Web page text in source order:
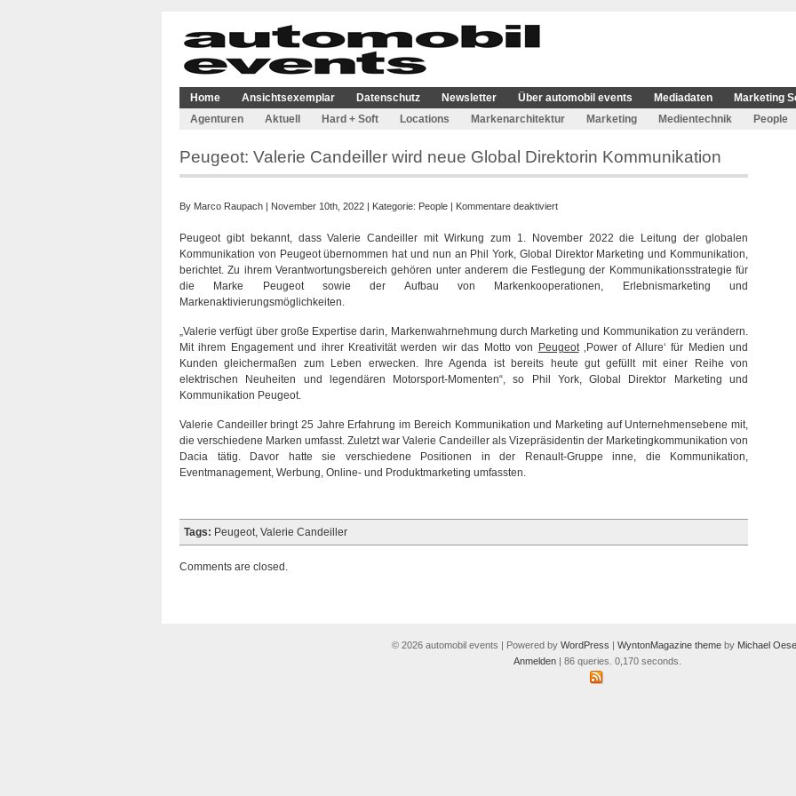
Home Ansichtsexemplar Datenschutz Newsletter Über automobil events Mediadaten
Marketing
Agenturen
Aktuell Hard + Soft Locations Markenarchitektur Marketing Medientechnik People
Peugeot: Valerie Candeiller wird neue Global Direktorin Kommunikation
By Marco Raupach | November 10th, 2022 | Kategorie: People | Kommentare deaktiviertfür
Valerie
Candeiller
wird
neue
Kommunikation
Peugeot gibt bekannt, dass Valerie Candeiller mit Wirkung zum 1. November 2022 die Leitung der globalen
Kommunikation von Peugeot übernommen hat und nun an Phil York, Global Direktor Marketing und Kommunikation,
berichtet. Zu ihrem Verantwortungsbereich gehören unter anderem die Festlegung der Kommunikationsstrategie für
die Marke Peugeot sowie der Aufbau von Markenkooperationen, Erlebnismarketing und
Markenaktivierungsmöglichkeiten.
„Valerie verfügt über große Expertise darin, Markenwahrnehmung durch Marketing und Kommunikation zu verändern.
Mit ihrem Engagement und ihrer Kreativität werden wir das Motto von
Peugeot‚Power of Allure‘ für Medien und
Kunden gleichermaßen zum Leben erwecken. Ihre Agenda ist bereits heute gut gefüllt mit einer Reihe von
elektrischen Neuheiten und legendären Motorsport-Momenten“, so Phil York, Global Direktor Marketing und
Kommunikation Peugeot.
Valerie Candeiller bringt 25 Jahre Erfahrung im Bereich Kommunikation und Marketing auf Unternehmensebene mit,
die verschiedene Marken umfasst. Zuletzt war Valerie Candeiller als Vizepräsidentin der Marketingkommunikation von
Dacia tätig. Davor hatte sie verschiedene Positionen in der Renault-Gruppe inne, die Kommunikation,
Eventmanagement, Werbung, Online- und Produktmarketing umfassten.
Tags: Peugeot, Valerie Candeiller
Comments are closed.
© 2026 automobil events | Powered by WordPress | WyntonMagazine theme by Michael
Anmelden| 86 queries. 0,170 seconds.